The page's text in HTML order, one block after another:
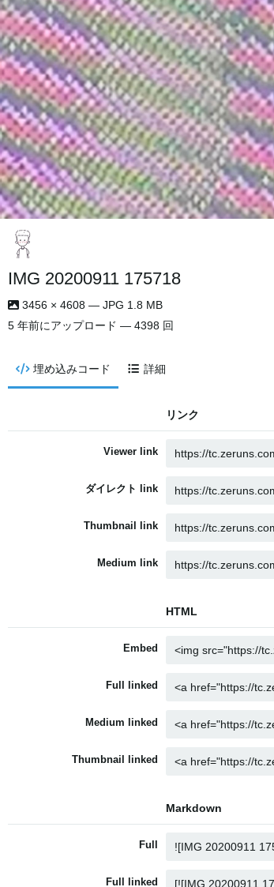
IMG 20200911 175718
3456 × 4608 — JPG 1.8 MB
5 年前にアップロード — 4398 回
埋め込みコード 詳細
リンク
Viewer link
ダイレクト link
Thumbnail link
Medium link
HTML
Embed
Full linked
Medium linked
Thumbnail linked
Markdown
Full
Full linked